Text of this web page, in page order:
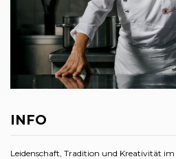
INFO
Leidenschaft, Tradition und Kreativität im